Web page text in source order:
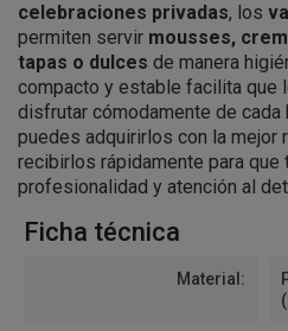
celebraciones privadas, los
permiten servir mousses,
tapas o dulces de manera
compacto y estable facilita que
disfrutar cómodamente de cada
puedes adquirirlos con la mejor
recibirlos rápidamente para
profesionalidad y atención al
Ficha técnica
Material: